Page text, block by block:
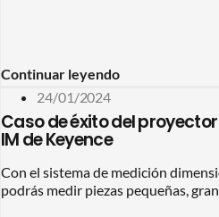
Continuar leyendo
24/01/2024
Caso de éxito del
IM de Keyence
Con el sistema de medición
podrás medir piezas pequeñas,